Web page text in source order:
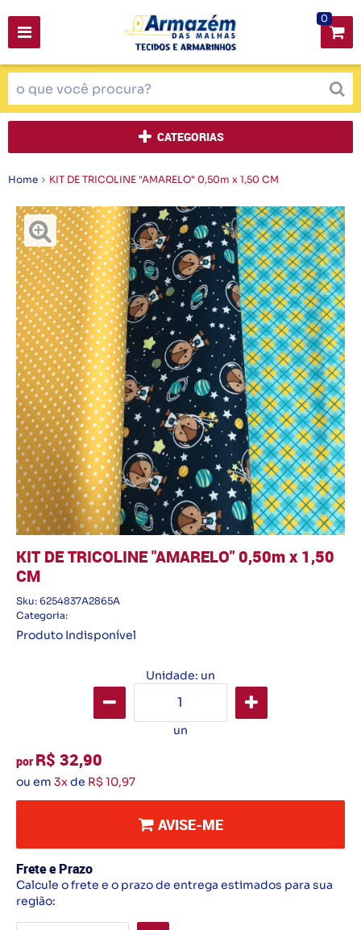
0
CATEGORIAS
Home KIT DE TRICOLINE "AMARELO" 0,50m x 1,50 CM
KIT DE TRICOLINE "AMARELO" 0,50m x 1,50
CM
Sku: 6254837A2865A
Categoria:
Produto Indisponível
Unidade: un
un
por R$ 32,90
ou em 3xde R$ 10,97
AVISE-ME
Frete e Prazo
Calcule o frete e o prazo de entrega estimados para sua
região: